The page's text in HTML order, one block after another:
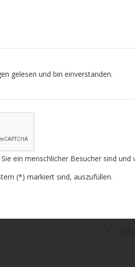
gelesen und bin einverstanden.
ein menschlicher Besucher sind
(*) markiert sind, auszufüllen.